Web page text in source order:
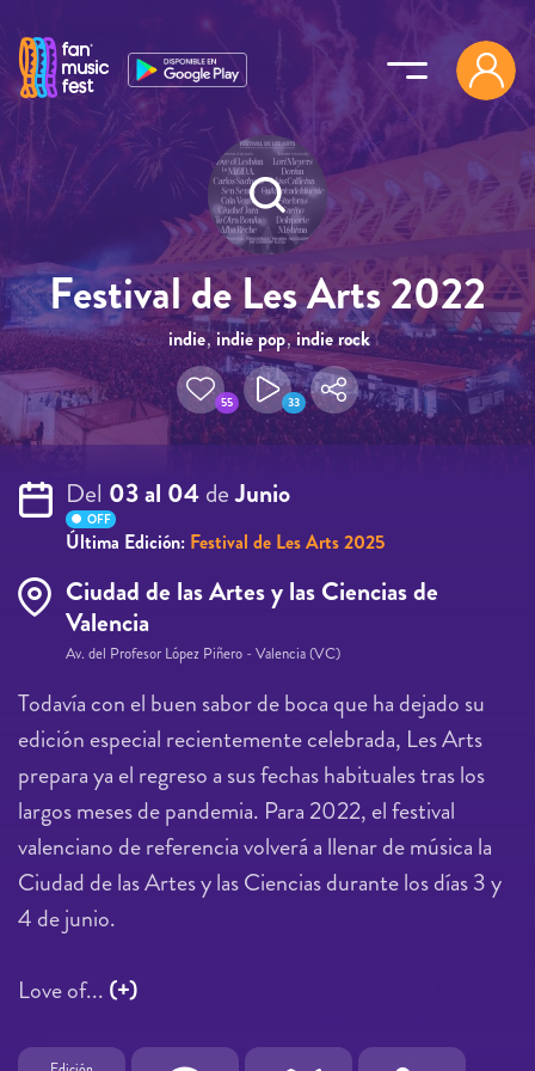
Pasar al contenido principal
Festival de Les Arts 2022
indie, indie pop,indie rock
55 33
Del 03 al 04deJunio
OFF
Última Edición: Festival de Les Arts 2025
Ciudad de las Artes y las Ciencias de
Valencia
Av. del Profesor López Piñero - Valencia (VC)
Todavía con el buen sabor de boca que ha dejado su
edición especial recientemente celebrada, Les Arts
prepara ya el regreso a sus fechas habituales tras los
largos meses de pandemia. Para 2022, el festival
valenciano de referencia volverá a llenar de música la
Ciudad de las Artes y las Ciencias durante los días 3 y
4 de junio.
Love of... (+)